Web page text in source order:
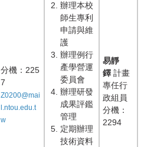
分機：225
7
Z0200@mai
l.ntou.edu.t
w
辦理本校
師生專利
申請與維
護
辦理例行
產學營運
委員會
辦理研發
成果評鑑
管理
定期辦理
技術資料
易靜
鐸 計畫
專任行
政組員
分機：
2294